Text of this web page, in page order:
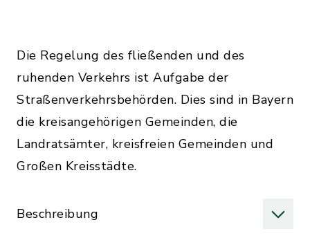
Die Regelung des fließenden und des
ruhenden Verkehrs ist Aufgabe der
Straßenverkehrsbehörden. Dies sind in Bayern
die kreisangehörigen Gemeinden, die
Landratsämter, kreisfreien Gemeinden und
Großen Kreisstädte.
Beschreibung